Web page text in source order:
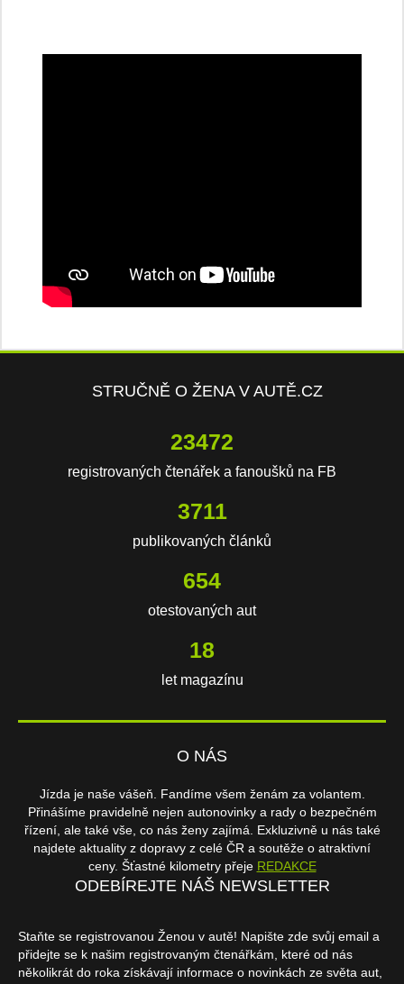
STRUČNĚ O ŽENA V AUTĚ.CZ
23472
registrovaných čtenářek a fanoušků na FB
3711
publikovaných článků
654
otestovaných aut
18
let magazínu
O NÁS
Jízda je naše vášeň. Fandíme všem ženám za volantem.
Přinášíme pravidelně nejen autonovinky a rady o bezpečném
řízení, ale také vše, co nás ženy zajímá. Exkluzivně u nás také
najdete aktuality z dopravy z celé ČR a soutěže o atraktivní
ceny. Šťastné kilometry přeje REDAKCE
ODEBÍREJTE NÁŠ NEWSLETTER
Staňte se registrovanou Ženou v autě! Napište zde svůj email a
přidejte se k našim registrovaným čtenářkám, které od nás
několikrát do roka získávají informace o novinkách ze světa aut,